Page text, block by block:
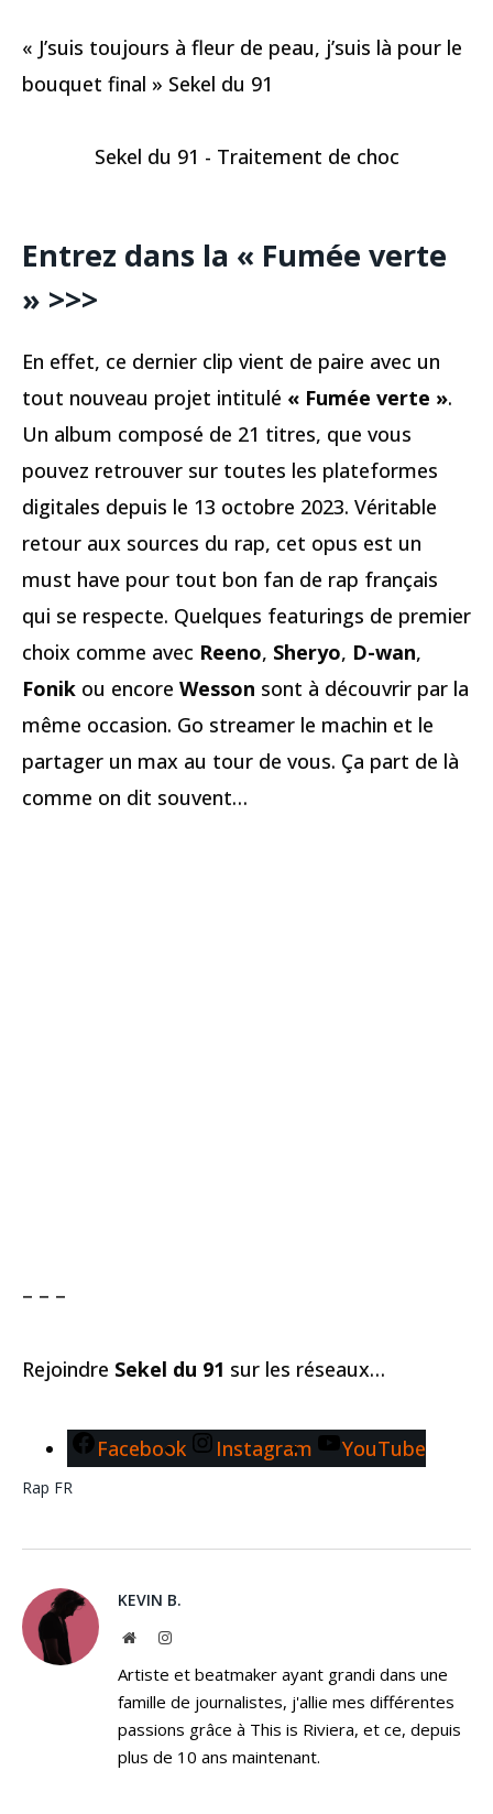
« J’suis toujours à fleur de peau, j’suis là pour le
bouquet final » Sekel du 91
Sekel du 91 - Traitement de choc
Entrez dans la « Fumée verte
» >>>
En effet, ce dernier clip vient de paire avec un
tout nouveau projet intitulé « Fumée verte ».
Un album composé de 21 titres, que vous
pouvez retrouver sur toutes les plateformes
digitales depuis le 13 octobre 2023. Véritable
retour aux sources du rap, cet opus est un
must have pour tout bon fan de rap français
qui se respecte. Quelques featurings de premier
choix comme avec Reeno, Sheryo, D-wan,
Fonik ou encore Wesson sont à découvrir par la
même occasion. Go streamer le machin et le
partager un max au tour de vous. Ça part de là
comme on dit souvent…
– – –
Rejoindre Sekel du 91 sur les réseaux…
Facebook Instagram YouTube
Rap FR
KEVIN B.
WebsiteInstagram
Artiste et beatmaker ayant grandi dans une
famille de journalistes, j'allie mes différentes
passions grâce à This is Riviera, et ce, depuis
plus de 10 ans maintenant.